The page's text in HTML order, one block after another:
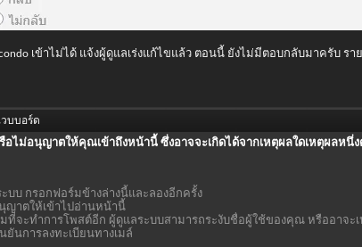
เข้าไม่ได้ แจ้งผู้ดูแลเร่งแก้ไขแล้ว ตอนนี้ ยังไม่มีตอบกลับมาครับ รา
บบอร์ด
ไม่อนุญาตให้คุณเข้าถึงหน้านี้ ซึ่งอาจจะเกิดได้จากเหตุผลใดเหตุผลหนึ่ง
บบ กรอกฟอร์มข้างล่างนี้และลองอีกครั้ง
ญาตให้เข้าไปอ่านหน้านี้
จะทำการโพสต์อีก ผู้ดูแลระบบสามารถระงับชื่อผู้ใช้ของคุณ หรืออาจะเ
นการลงทะเบียนทางเมล์